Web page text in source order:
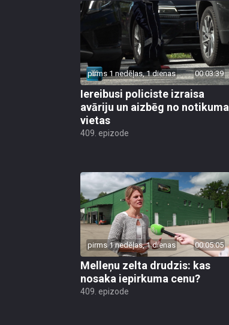
pirms 1 nedēļas, 1 dienas 00:03:39
Iereibusi policiste izraisa
avāriju un aizbēg no notikuma
vietas
409. epizode
pirms 1 nedēļas, 1 dienas 00:05:05
Melleņu zelta drudzis: kas
nosaka iepirkuma cenu?
409. epizode